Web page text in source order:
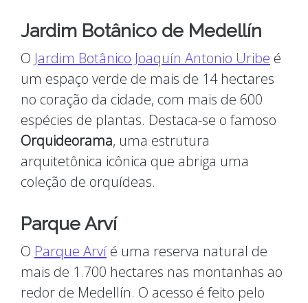
Jardim Botânico de Medellín
O Jardim Botânico Joaquín Antonio Uribe é
um espaço verde de mais de 14 hectares
no coração da cidade, com mais de 600
espécies de plantas. Destaca-se o famoso
Orquideorama, uma estrutura
arquitetônica icônica que abriga uma
coleção de orquídeas.
Parque Arví
O Parque Arví é uma reserva natural de
mais de 1.700 hectares nas montanhas ao
redor de Medellín. O acesso é feito pelo